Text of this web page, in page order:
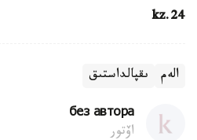
24.kz
الەم ىقپالداستىق
без автора
اۆتور